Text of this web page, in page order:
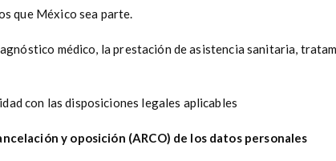
que México sea parte.
médico, la prestación de asistencia sanitaria,
con las disposiciones legales aplicables
y oposición (ARCO) de los datos personales